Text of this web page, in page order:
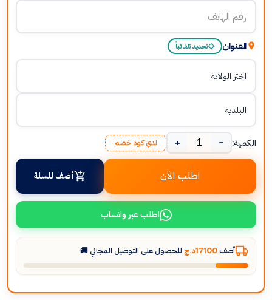
العنوان تحديد تلقائياً
الكمية: −
+ لدي كود خصم
اطلب الآن أضف للسلة
اطلب عبر واتساب
أضف 17100د.ج للحصول على التوصيل المجاني 🚚